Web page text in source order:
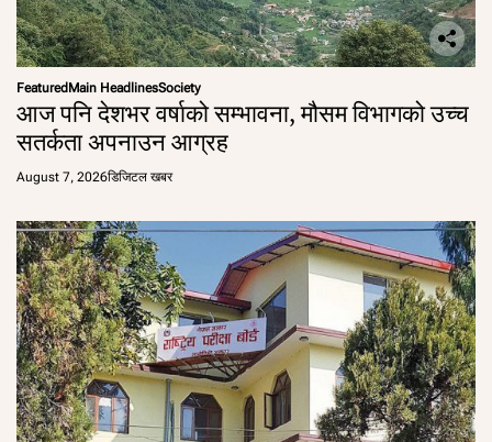
Featured Main HeadlinesSociety
आज पनि देशभर वर्षाको सम्भावना, मौसम विभागको उच्च
सतर्कता अपनाउन आग्रह
August 7, 2026डिजिटल खबर